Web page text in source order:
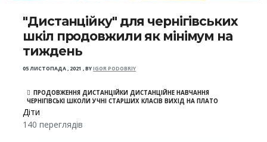
"Дистанційку" для чернігівських
шкіл продовжили як мінімум на
тиждень
05 ЛИСТОПАДА , 2021 ,BYIGOR PODOBRIY
ПРОДОВЖЕННЯ ДИСТАНЦІЙКИ ДИСТАНЦІЙНЕ НАВЧАННЯ
ЧЕРНІГІВСЬКІ ШКОЛИ УЧНІ СТАРШИХ КЛАСІВ ВИХІД НА ПЛАТО
Діти
140 переглядів